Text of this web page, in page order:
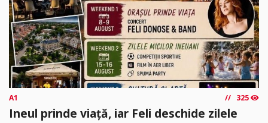
A1 325
Ineul prinde viață, iar Feli deschide zilele